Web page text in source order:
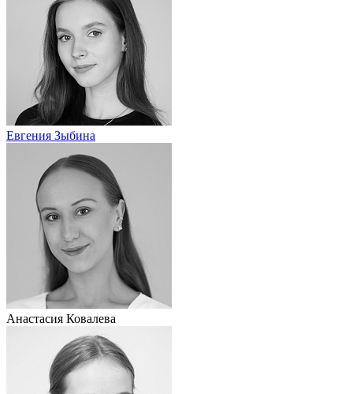
Евгения Зыбина
Анастасия Ковалева